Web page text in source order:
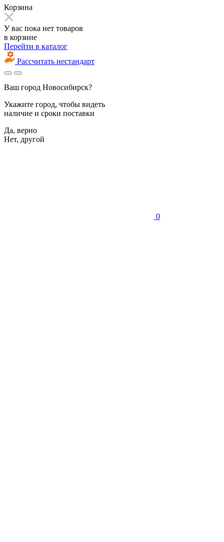
Корзина
У вас пока нет товаров
в корзине
Перейти в каталог
Рассчитать нестандарт
Ваш город Новосибирск?
Укажите город, чтобы видеть
наличие и сроки поставки
Да, верно
Нет, другой
0